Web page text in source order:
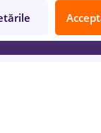
Relevanță